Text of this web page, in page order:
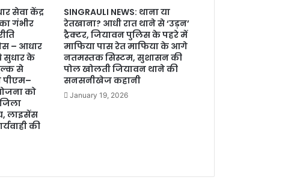
सेवा केंद्र
गंभीर
– आधार
सुधार के
से
पीएम–
को
लाइसेंस
की
SINGRAULI NEWS: थाना या
रेतखाना? आधी रात थाने से ‘उड़न’
ट्रैक्टर, जियावन पुलिस के पहरे में
माफिया पास रेत माफिया के आगे
नतमस्तक सिस्टम, सुशासन की
पोल खोलती जियावन थाने की
सनसनीखेज कहानी
January 19, 2026